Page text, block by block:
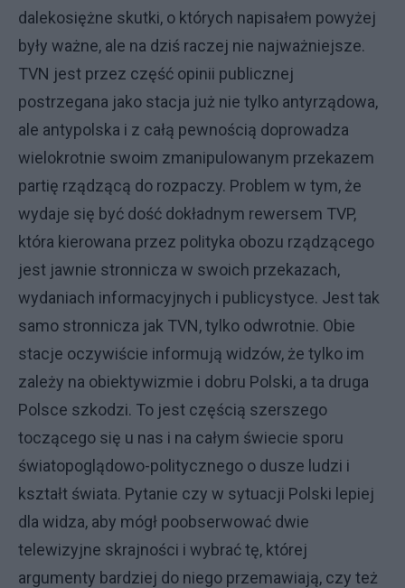
dalekosiężne skutki, o których napisałem powyżej
były ważne, ale na dziś raczej nie najważniejsze.
TVN jest przez część opinii publicznej
postrzegana jako stacja już nie tylko antyrządowa,
ale antypolska i z całą pewnością doprowadza
wielokrotnie swoim zmanipulowanym przekazem
partię rządzącą do rozpaczy. Problem w tym, że
wydaje się być dość dokładnym rewersem TVP,
która kierowana przez polityka obozu rządzącego
jest jawnie stronnicza w swoich przekazach,
wydaniach informacyjnych i publicystyce. Jest tak
samo stronnicza jak TVN, tylko odwrotnie. Obie
stacje oczywiście informują widzów, że tylko im
zależy na obiektywizmie i dobru Polski, a ta druga
Polsce szkodzi. To jest częścią szerszego
toczącego się u nas i na całym świecie sporu
światopoglądowo-politycznego o dusze ludzi i
kształt świata. Pytanie czy w sytuacji Polski lepiej
dla widza, aby mógł poobserwować dwie
telewizyjne skrajności i wybrać tę, której
argumenty bardziej do niego przemawiają, czy też